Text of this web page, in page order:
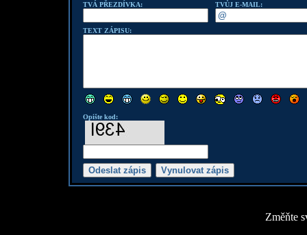
TVÁ PŘEZDÍVKA: TVŮJ E-MAIL:
TEXT ZÁPISU:
Opište kod:
Změňte